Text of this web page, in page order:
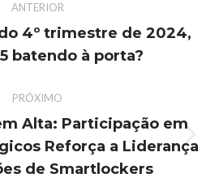
ANTERIOR
4º trimestre de 2024,
batendo à porta?
PRÓXIMO
Alta: Participação em
Reforça a Liderança
de Smartlockers